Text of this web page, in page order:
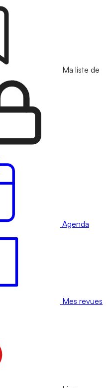
Ma liste de
Agenda
Mes revues